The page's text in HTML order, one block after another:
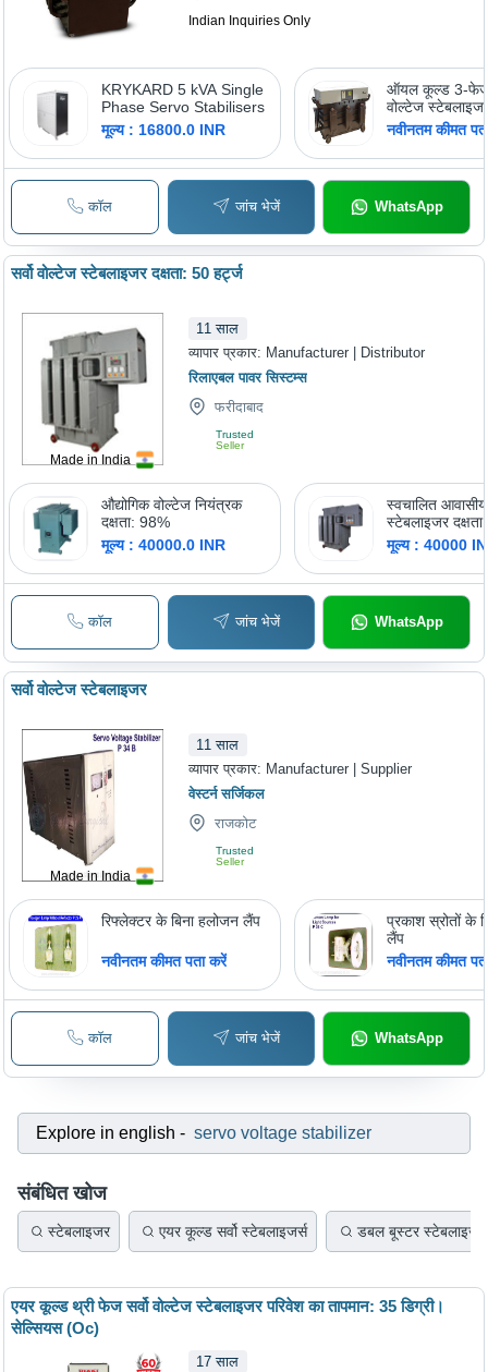
Indian Inquiries Only
KRYKARD 5 kVA Single
Phase Servo Stabilisers
मूल्य : 16800.0 INR
ऑयल कूल्ड 3-फेज
वोल्टेज
नवीनतम कीमत
कॉल जांच भेजें WhatsApp
Made in India
सर्वो वोल्टेज स्टेबलाइजर दक्षता: 50 हर्ट्ज
11 साल
व्यापार प्रकार: Manufacturer | Distributor
रिलाएबल पावर सिस्टम्स
फरीदाबाद
Trusted
Seller
औद्योगिक वोल्टेज नियंत्रक
दक्षता: 98%
मूल्य : 40000.0 INR
स्वचालित
स्टेबलाइजर
मूल्य : 40000
कॉल जांच भेजें WhatsApp
Made in India
सर्वो वोल्टेज स्टेबलाइजर
11 साल
व्यापार प्रकार: Manufacturer | Supplier
वेस्टर्न सर्जिकल
राजकोट
Trusted
Seller
रिफ्लेक्टर के बिना हलोजन लैंप
नवीनतम कीमत पता करें
प्रकाश स्रोतों के
लैंप
नवीनतम कीमत
कॉल जांच भेजें WhatsApp
Explore in english - servo voltage stabilizer
संबंधित खोज
स्टेबलाइजर एयर कूल्ड सर्वो स्टेबलाइजर्स डबल बूस्टर स्टेबलाइजर
एयर कूल्ड थ्री फेज सर्वो वोल्टेज स्टेबलाइजर परिवेश का तापमान: 35 डिग्री।
सेल्सियस (Oc)
17 साल